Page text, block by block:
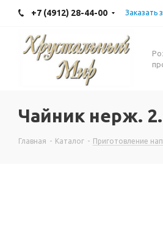
+7 (4912) 28-44-00 Заказать
Чайник нерж.
Главная - Каталог - Приготовление